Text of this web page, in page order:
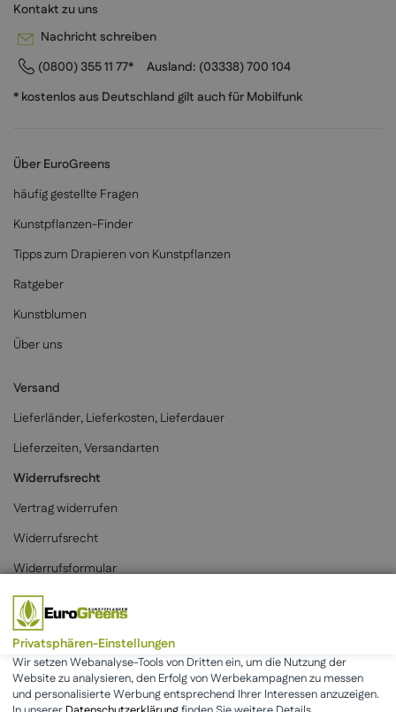
Kontakt zu uns
Nachricht schreiben
(0800) 355 11 77*
Ausland: (03338) 700 104
* kostenlos aus Deutschland gilt auch für Mobilfunk
Über EuroGreens
häufig gestellte Fragen
Kunstpflanzen-Finder
Tipps zum Drapieren von Kunstpflanzen
Ratgeber
Kunstblumen
Über uns
Versand
Lieferländer, Lieferkosten, Lieferdauer
Lieferzeiten, Versandarten
Widerrufsrecht
Vertrag widerrufen
Widerrufsrecht
Widerrufsformular
Zahlungsarten
* Alle Preise inkl. der gesetzlichen MwSt. & zzgl.Versand.
Privatsphären-Einstellungen
Wir setzen Webanalyse-Tools von Dritten ein, um die Nutzung der
Website zu analysieren, den Erfolg von Werbekampagnen zu messen
und personalisierte Werbung entsprechend Ihrer Interessen anzuzeigen.